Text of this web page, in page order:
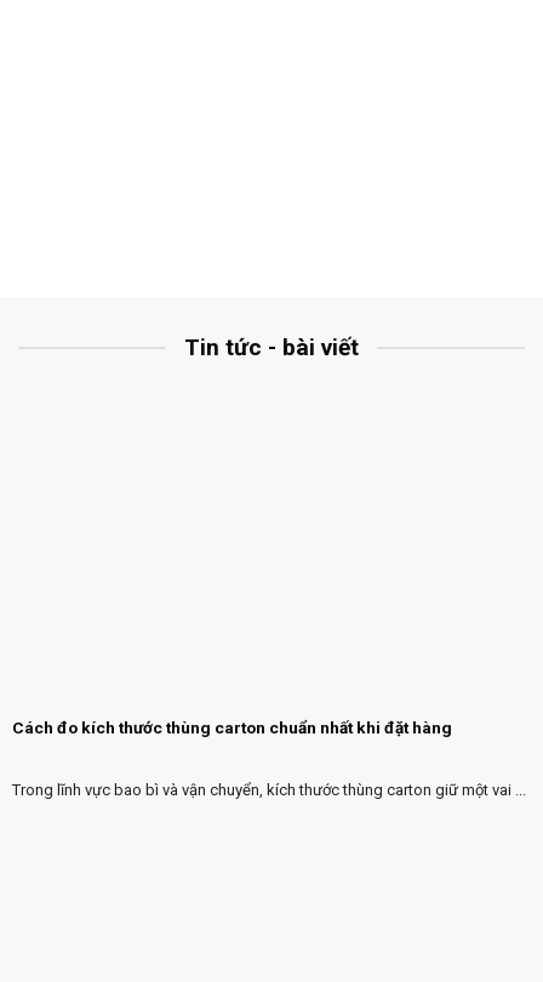
Tin tức - bài viết
Cách đo kích thước thùng carton chuẩn nhất khi đặt hàng
Trong lĩnh vực bao bì và vận chuyển, kích thước thùng carton giữ một vai ...